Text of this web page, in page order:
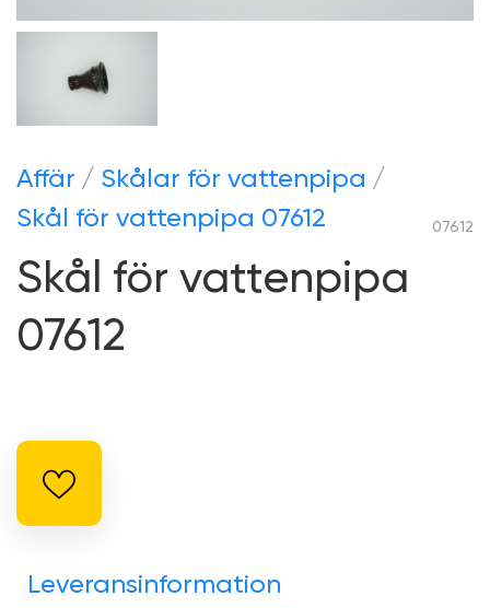
Аffär
Skålar för vattenpipa
Skål för vattenpipa 07612
07612
Skål för vattenpipa
07612
Leveransinformation